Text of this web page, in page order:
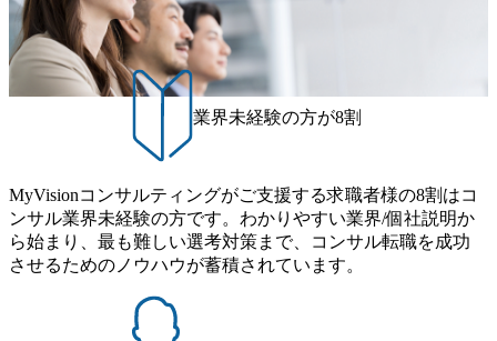
制度あり オンライン ● 必須要件 以下いずれかのご経験をお
持ちの方 ・システム・ソフトウェア開発経験3年以上 ・要
件定義～基本設計など上流経験2年以上 ・PMO経験2年以上
● 歓迎要件 ・要件定義から詳細設計までのいずれかの上流
工程の経験 ・サブリーダー以上のマネジメント経験 ・お客
様との折衝経験、交渉経験 ・組織課題に対して主体的に業
務改善に取り組まれたご経験 ・アジャイル/スクラムへの興
で主体的に動ける方 ・年齢にこだわらず、アドバイスを素
直に受け取れる方 ・推進力のある方
し、業界内で大きな存在感を誇る 社員の多様化する生活ス
タイルやライフイベントに対応した働きやすい職場環境を
実現するため、さまざまなサポート制度を導入している 多
文化理解や女性の活躍推進などの取り組み、また、フレッ
クス制度やフリーロケーション制度、フルリモート制度な
どの多様な働き方をサポートする制度が整備されている 202
6年8月23日(日) 9:00～18:00終了 2026年8月12日(水) 16:00 202
6年8月23日(日)にSustainable SCM SU 1day選考会を開催いた
します。 当SUは「GlobalでのSCM構築」や「物流・調達コ
ストの構造改革」といった伝統的なテーマに留まらずクラ
イアントがこれから取組むべき「グリーントランスフォー
った社会課題やテーマに対して、グローバル知見と最新の
事例などを基に企業の構造改革と社会価値の創造の取り組
ます。クライアントに斬新なソリューションを提供し、複
雑な経営課題を解決するために、チームのダイバーシティ
は欠かせません。是非、ユニークな視点と高い志を持つ女
性の皆様に多数ご参画頂きたいと考え、プログラムを開催
性はどのように活躍をしているのか」、「ケース面接の経
験がなく対策の仕方が知りたい」などのお声をたくさんい
食事などのカジュアルな交流、実際のプロジェクトのケー
ススタディ、1対1の模擬面接等、複数のセッションを約1か
月の期間に渡り行い、選考にご参加いただきます。コンサ
ルタント未経験の方でも、戦略コンサルタントの具体的な
仕事内容からお話をさせていただきますので、戦略コンサ
ルティングにご興味をお持ちの方は、この機会にぜひご応
業界未経験の方が8割
MyVisionコンサルティングがご支援する求職者様の8割はコ
ンサル業界未経験の方です。わかりやすい業界/個社説明か
ら始まり、最も難しい選考対策まで、コンサル転職を成功
させるためのノウハウが蓄積されています。